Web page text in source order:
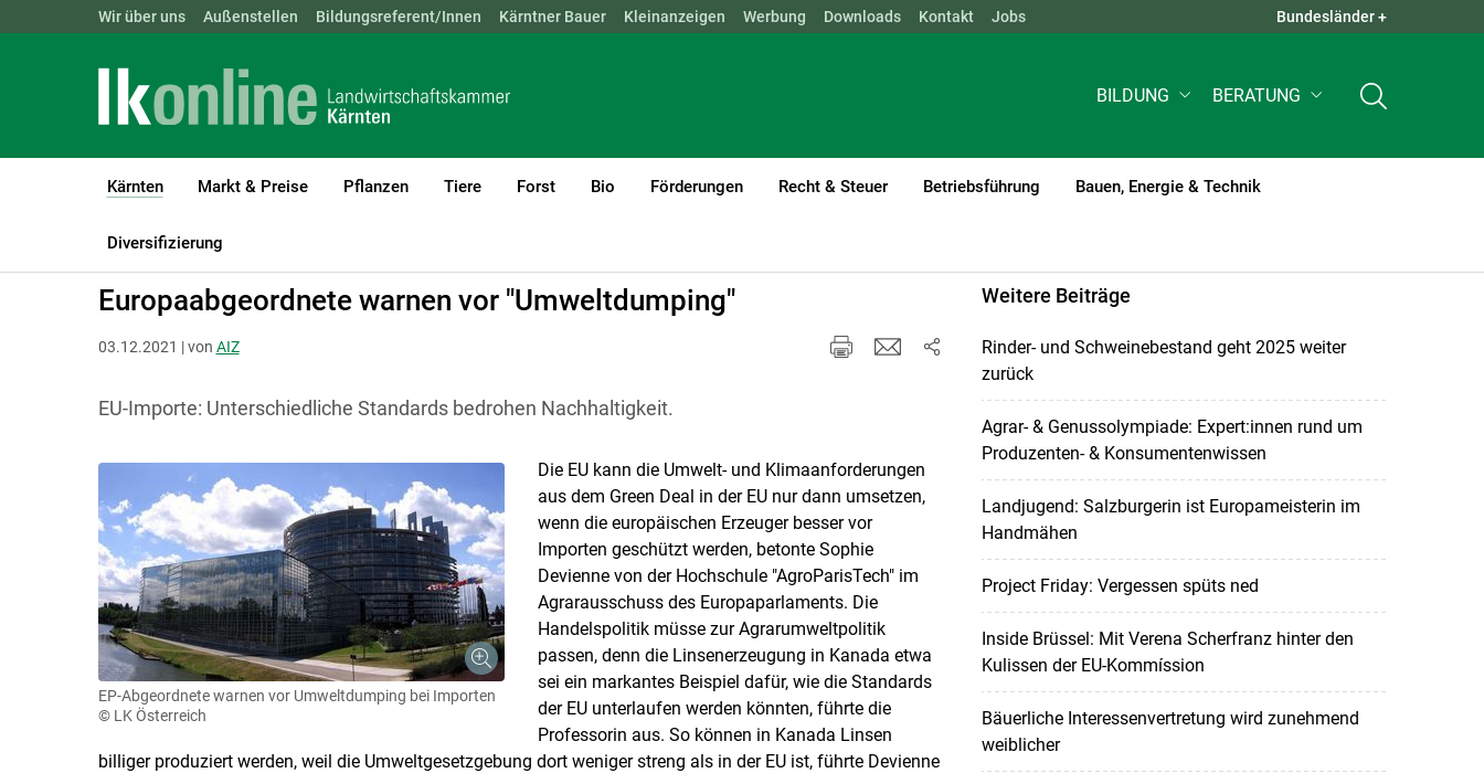
Skip to main content
Landwirtschaftskammern: ÖSTERREICH BGLD KTN NÖ OÖ SBG STMK TIROL VBG WIEN QUICK LINKS +
Wir über uns Außenstellen Bildungsreferent/Innen Kärntner Bauer Kleinanzeigen Werbung Downloads Kontakt Jobs Bundesländer +
BILDUNG BERATUNG
Kärnten
(current)1
Markt & Preise Pflanzen Tiere Forst Bio Förderungen Recht & Steuer Betriebsführung Bauen, Energie & Technik
Diversifizierung
LK Kärnten Kärnten
Europaabgeordnete warnen vor "Umweltdumping"
03.12.2021 | von AIZ
EU-Importe: Unterschiedliche Standards bedrohen Nachhaltigkeit.
EP-Abgeordnete warnen vor Umweltdumping bei Importen
© LK Österreich
Die EU kann die Umwelt- und Klimaanforderungen
aus dem Green Deal in der EU nur dann umsetzen,
wenn die europäischen Erzeuger besser vor
Importen geschützt werden, betonte Sophie
Devienne von der Hochschule "AgroParisTech" im
Agrarausschuss des Europaparlaments. Die
Handelspolitik müsse zur Agrarumweltpolitik
passen, denn die Linsenerzeugung in Kanada etwa
sei ein markantes Beispiel dafür, wie die Standards
der EU unterlaufen werden könnten, führte die
Professorin aus. So können in Kanada Linsen
billiger produziert werden, weil die Umweltgesetzgebung dort weniger streng als in der EU ist, führte Devienne
Weitere Beiträge
Rinder- und Schweinebestand geht 2025 weiter
zurück
Agrar- & Genussolympiade: Expert:innen rund um
Produzenten- & Konsumentenwissen
Landjugend: Salzburgerin ist Europameisterin im
Handmähen
Project Friday: Vergessen spüts ned
Inside Brüssel: Mit Verena Scherfranz hinter den
Kulissen der EU-Kommíssion
Bäuerliche Interessenvertretung wird zunehmend
weiblicher